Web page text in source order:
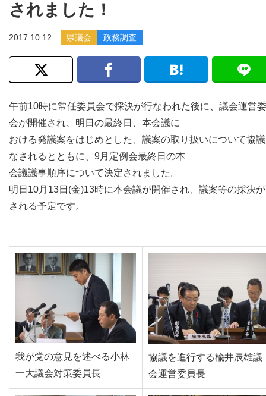
されました！
2017.10.12 県議会 政務調査
午前10時に常任委員会で採決が行なわれた後に、議会運営
会が開催され、明日の最終日、本会議に
おける発議案をはじめとした、議案の取り扱いについて協
なされるとともに、9月定例会最終日の本
会議議事順序について決定されました。
明日10月13日(金)13時に本会議が開催され、議案等の採決
される予定です。
我が党の意見を述べる小林
一大議会対策委員長
協議を進行する楡井辰雄議
会運営委員長